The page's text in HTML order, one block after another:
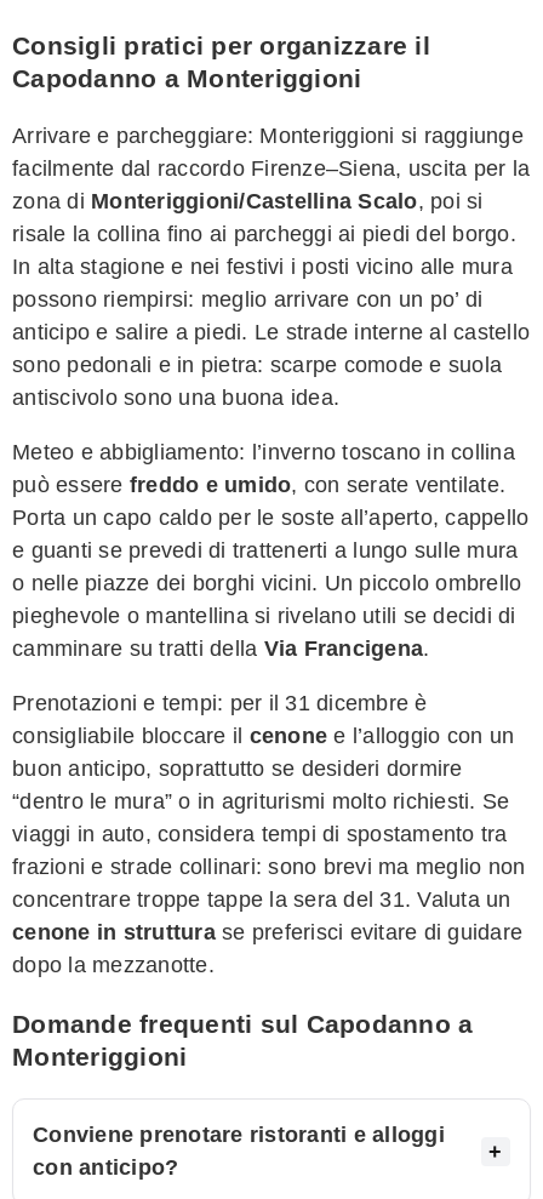
Consigli pratici per organizzare il
Capodanno a Monteriggioni
Arrivare e parcheggiare: Monteriggioni si raggiunge
facilmente dal raccordo Firenze–Siena, uscita per la
zona di Monteriggioni/Castellina Scalo, poi si
risale la collina fino ai parcheggi ai piedi del borgo.
In alta stagione e nei festivi i posti vicino alle mura
possono riempirsi: meglio arrivare con un po’ di
anticipo e salire a piedi. Le strade interne al castello
sono pedonali e in pietra: scarpe comode e suola
antiscivolo sono una buona idea.
Meteo e abbigliamento: l’inverno toscano in collina
può essere freddo e umido, con serate ventilate.
Porta un capo caldo per le soste all’aperto, cappello
e guanti se prevedi di trattenerti a lungo sulle mura
o nelle piazze dei borghi vicini. Un piccolo ombrello
pieghevole o mantellina si rivelano utili se decidi di
camminare su tratti della Via Francigena.
Prenotazioni e tempi: per il 31 dicembre è
consigliabile bloccare il cenone e l’alloggio con un
buon anticipo, soprattutto se desideri dormire
“dentro le mura” o in agriturismi molto richiesti. Se
viaggi in auto, considera tempi di spostamento tra
frazioni e strade collinari: sono brevi ma meglio non
concentrare troppe tappe la sera del 31. Valuta un
cenone in strutturase preferisci evitare di guidare
dopo la mezzanotte.
Domande frequenti sul Capodanno a
Monteriggioni
Conviene prenotare ristoranti e alloggi
con anticipo?